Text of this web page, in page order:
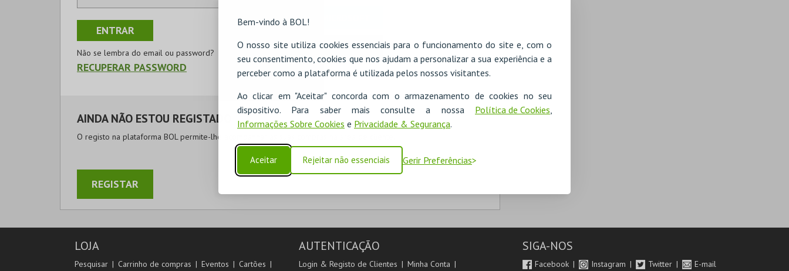
Bem-vindo à BOL!
O nosso site utiliza cookies essenciais para o funcionamento do site e, com o
seu consentimento, cookies que nos ajudam a personalizar a sua experiência e a
perceber como a plataforma é utilizada pelos nossos visitantes.
Ao clicar em "Aceitar" concorda com o armazenamento de cookies no seu
dispositivo. Para saber mais consulte a nossa Política de Cookies,
Informações Sobre Cookies e Privacidade & Segurança.
Aceitar Rejeitar não essenciais Gerir Preferências
Não se lembra do email ou password?
RECUPERAR PASSWORD
Iniciar sessão com a Apple
AINDA NÃO ESTOU REGISTADO
O registo na plataforma BOL permite-lhe acompanhar as suas compras na área de cliente.
REGISTAR
LOJA
Pesquisar Carrinho de compras Eventos
Cartões
AUTENTICAÇÃO
Login & Registo de Clientes
Minha Conta
SIGA-NOS
Facebook Instagram Twitter E-mail